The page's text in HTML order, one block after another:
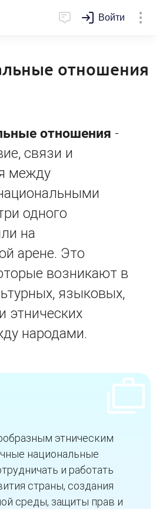
Войти
отношения
отношения -
связи и
между
одного
на
арене. Это
возникают в
языковых,
этнических
народами.
этническим
национальные
и работать
страны, создания
среды, защиты прав и